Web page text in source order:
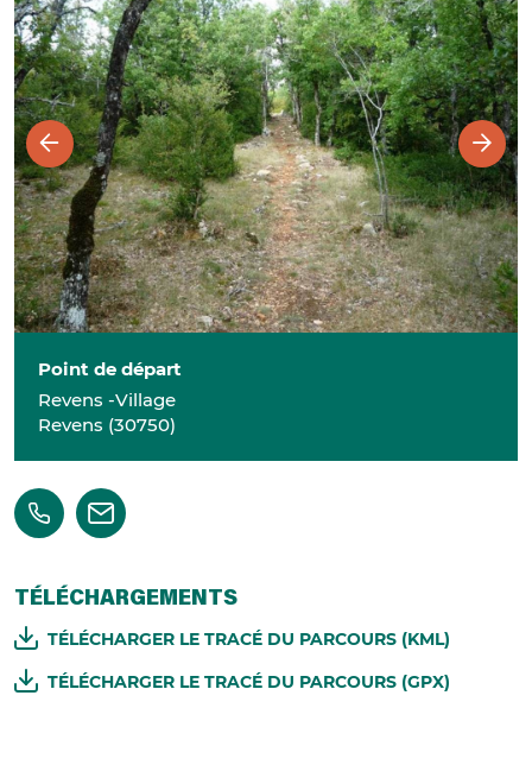
Point de départ
Revens -Village
Revens (30750)
TÉLÉCHARGEMENTS
TÉLÉCHARGER LE TRACÉ DU PARCOURS (KML)
TÉLÉCHARGER LE TRACÉ DU PARCOURS (GPX)